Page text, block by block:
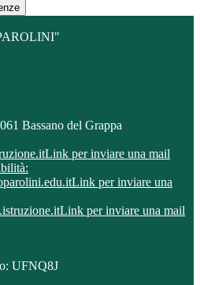
Bassano del Grappa
Link per inviare una mail
Link per inviare una
Link per inviare una mail
UFNQ8J